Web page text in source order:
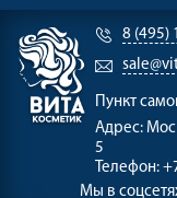
8 (495)
Пункт
Адрес:
5
Телефон:
Мы в